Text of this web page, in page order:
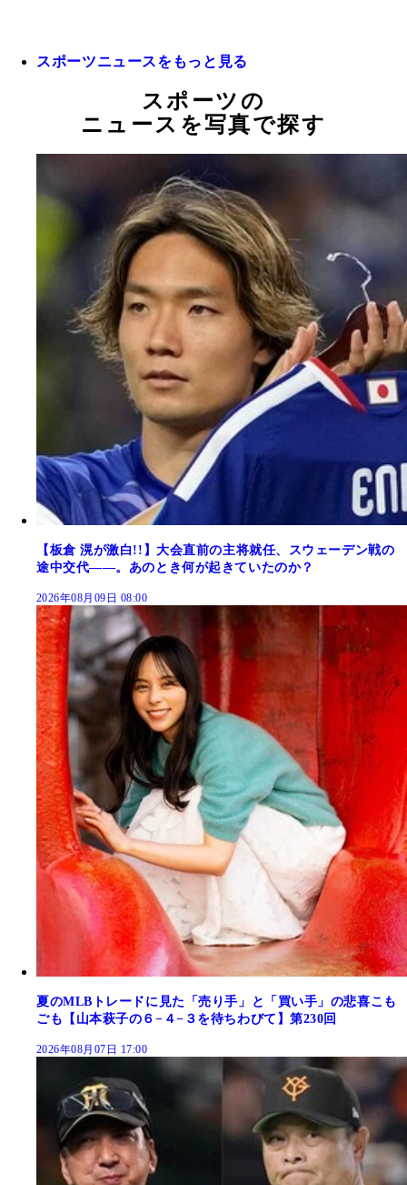
スポーツニュースをもっと見る
スポーツの
ニュースを写真で探す
【板倉 滉が激白!!】大会直前の主将就任、スウェーデン戦の
途中交代――。あのとき何が起きていたのか？
2026年08月09日 08:00
夏のMLBトレードに見た「売り手」と「買い手」の悲喜こも
ごも【山本萩子の６−４−３を待ちわびて】第230回
2026年08月07日 17:00